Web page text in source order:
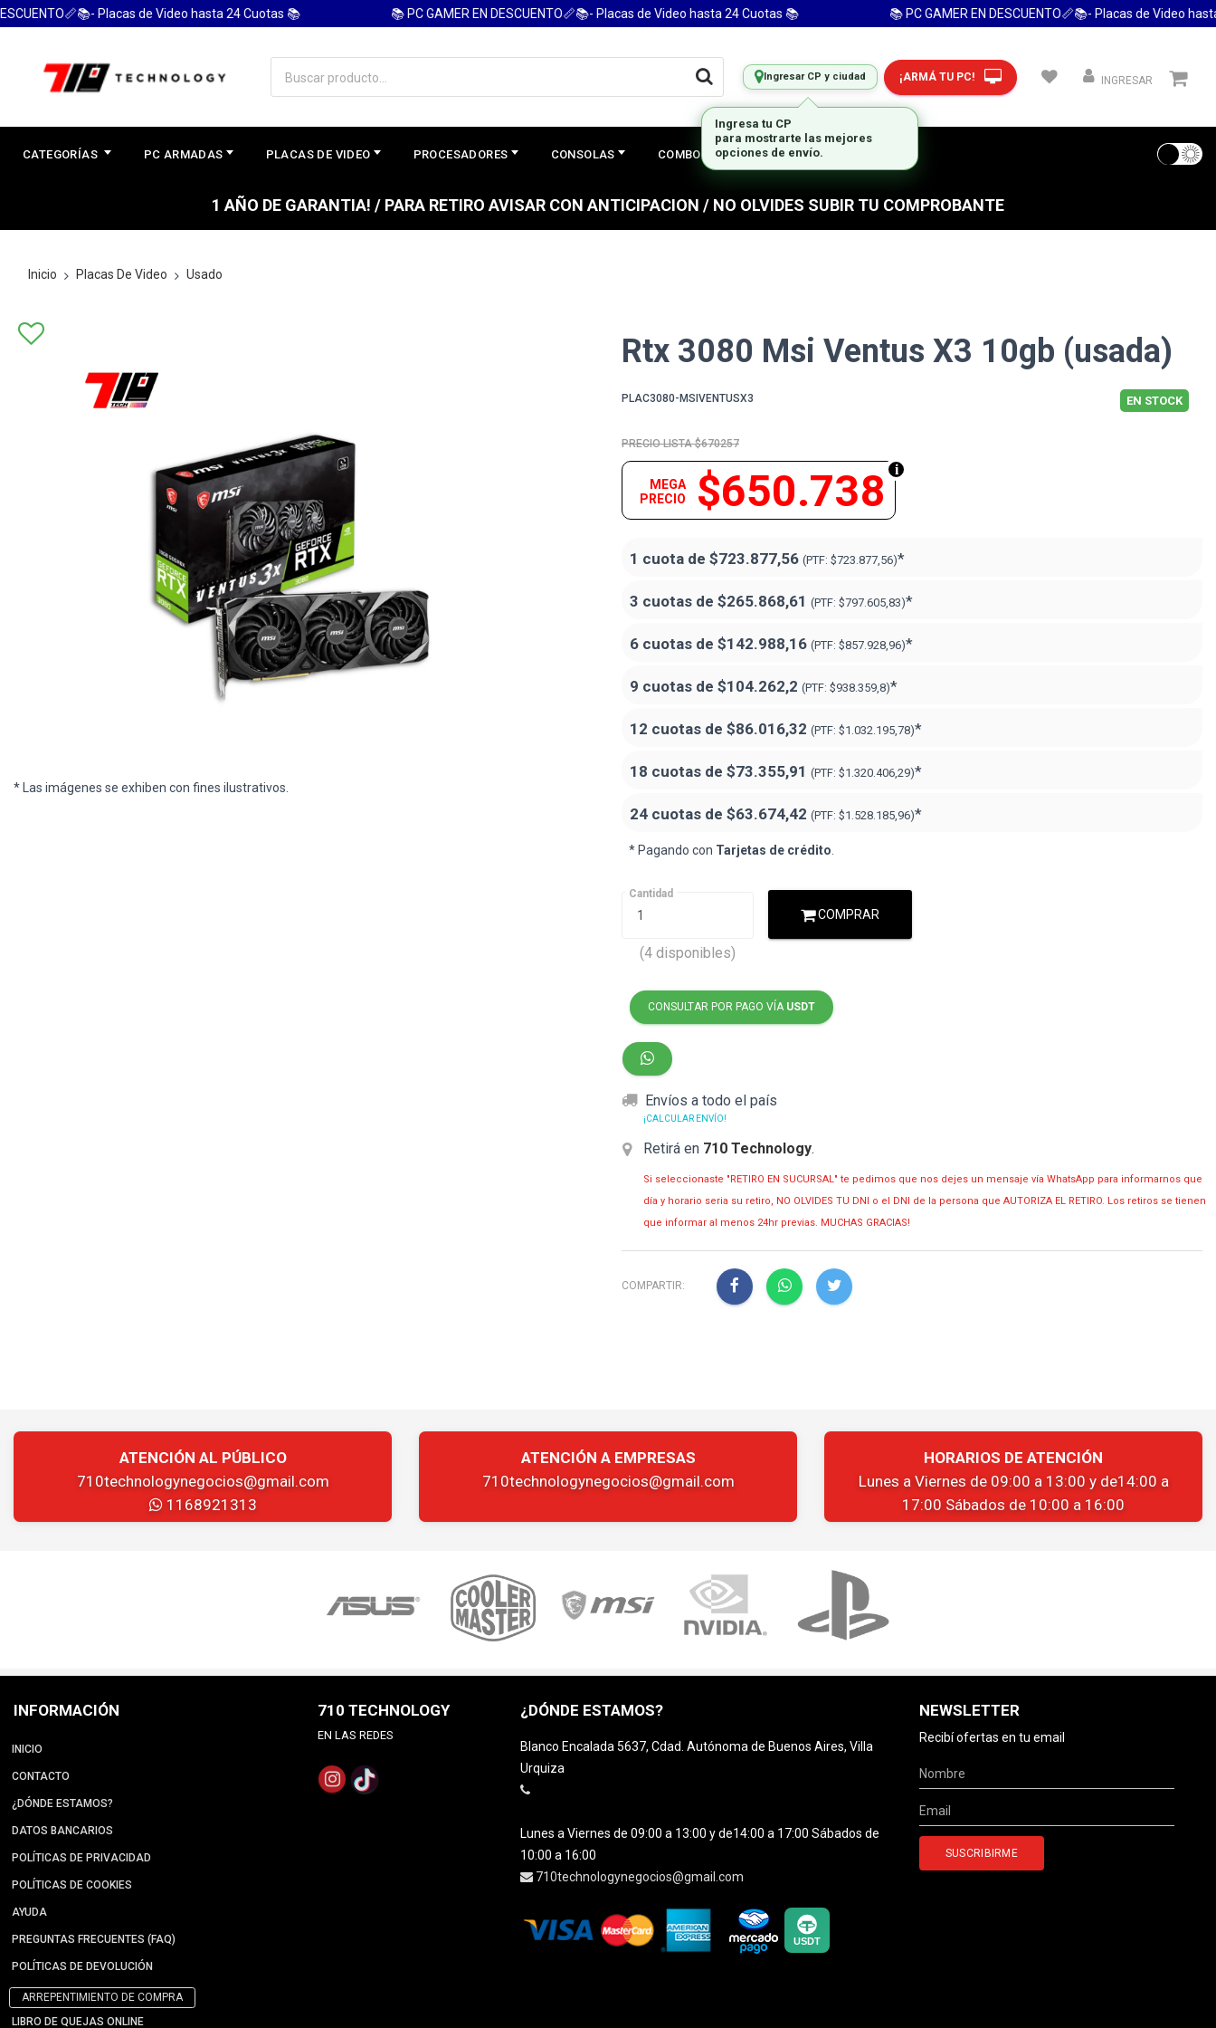
Placas de Video hasta 24 Cuotas 📚 📚 PC GAMER EN DESCUENTO📏📚- Placas de Video hasta 24 Cuotas 📚 📚 PC GAMER EN DESCUENTO📏📚- Placas de Video hasta
Ingresar CP y ciudad ¡ARMÁ TU PC! INGRESAR
CATEGORÍAS PC ARMADAS PLACAS DE VIDEO PROCESADORES CONSOLAS COMBOS PREGUNTAS FRECUENTES
1 AÑO DE GARANTIA! / PARA RETIRO AVISAR CON ANTICIPACION / NO OLVIDES SUBIR TU COMPROBANTE
Inicio Placas De Video Usado
* Las imágenes se exhiben con fines ilustrativos.
Rtx 3080 Msi Ventus X3 10gb (usada)
PLAC3080-MSIVENTUSX3 EN STOCK
$670257
$650.738
MEGA
PRECIO
1 cuota de $723.877,56 (PTF: $723.877,56)*
3 cuotas de $265.868,61 (PTF: $797.605,83)*
6 cuotas de $142.988,16 (PTF: $857.928,96)*
9 cuotas de $104.262,2 (PTF: $938.359,8)*
12 cuotas de $86.016,32 (PTF: $1.032.195,78)*
18 cuotas de $73.355,91 (PTF: $1.320.406,29)*
24 cuotas de $63.674,42 (PTF: $1.528.185,96)*
* Pagando con Tarjetas de crédito
Cantidad
(4 disponibles)
COMPRAR
CONSULTAR POR PAGO VÍA USDT
Envíos a todo el país
¡CALCULAR ENVÍO!
Retirá en 710 Technology.
Si seleccionaste "RETIRO EN SUCURSAL" te pedimos que nos dejes un mensaje vía WhatsApp para informarnos que
día y horario seria su retiro, NO OLVIDES TU DNI o el DNI de la persona que AUTORIZA EL RETIRO. Los retiros se tienen
que informar al menos 24hr previas. MUCHAS GRACIAS!
COMPARTIR:
ATENCIÓN AL PÚBLICO
710technologynegocios@gmail.com
1168921313
ATENCIÓN A EMPRESAS
710technologynegocios@gmail.com
HORARIOS DE ATENCIÓN
Lunes a Viernes de 09:00 a 13:00 y de14:00 a
17:00 Sábados de 10:00 a 16:00
INFORMACIÓN
INICIO
CONTACTO
¿DÓNDE ESTAMOS?
DATOS BANCARIOS
POLÍTICAS DE PRIVACIDAD
POLÍTICAS DE COOKIES
AYUDA
PREGUNTAS FRECUENTES (FAQ)
POLÍTICAS DE DEVOLUCIÓN
ARREPENTIMIENTO DE COMPRA
LIBRO DE QUEJAS ONLINE
710 TECHNOLOGY
EN LAS REDES
¿DÓNDE ESTAMOS?
Blanco Encalada 5637, Cdad. Autónoma de Buenos Aires, Villa
Urquiza
Lunes a Viernes de 09:00 a 13:00 y de14:00 a 17:00 Sábados de
10:00 a 16:00
710technologynegocios@gmail.com
NEWSLETTER
Recibí ofertas en tu email
Ingresa tu CP
para mostrarte las mejores
opciones de envío.